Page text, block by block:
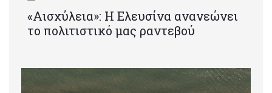
«Αισχύλεια»: Η Ελευσίνα ανανεώνει
το πολιτιστικό μας ραντεβού